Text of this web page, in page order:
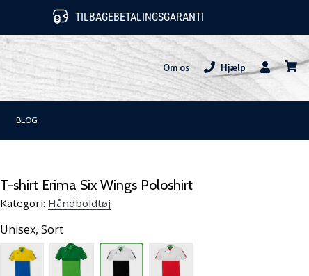
TILBAGEBETALINGSGARANTI
Om os
Hjælp
Bruger
BLOG
T-shirt Erima Six Wings Poloshirt
Kategori: Håndboldtøj
Unisex, Sort